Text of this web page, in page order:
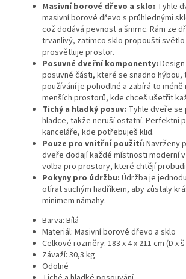
Masivní borové dřevo a sklo: Tyhle
masivní borové dřevo s průhlednými
což dodává pevnost a šmrnc. Rám ze
trvanlivý, zatímco sklo propouští světlo
prosvětluje prostor.
Posuvné dveřní komponenty:
posuvné části, které se snadno hýbou,
používání je pohodlné a zabírá to méně
menších prostorů, kde chceš ušetřit
Tichý a hladký posuv: Tyhle dveře se
hladce, takže neruší ostatní. Perfektní
kanceláře, kde potřebuješ klid.
Pouze pro vnitřní použití: Navrženy
dveře dodají každé místnosti moderní
volba pro prostory, které chtějí
Pokyny pro údržbu: Údržba je
otírat suchým hadříkem, aby zůstaly
minimem námahy.
Barva: Bílá
Materiál: Masivní borové dřevo a sklo
Celkové rozměry: 183 x 4 x 211 cm (D x š
Závaží: 30,3 kg
Odolné